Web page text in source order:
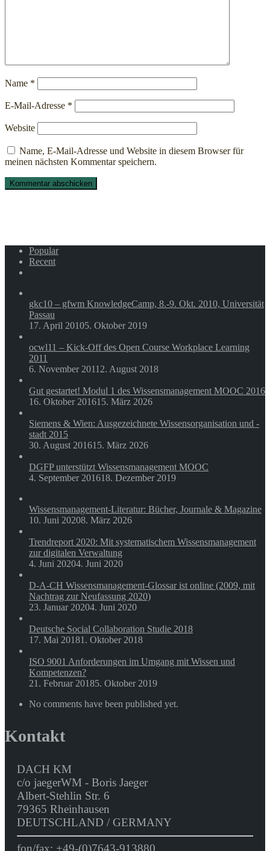
Name *
E-Mail-Adresse *
Website
Name, E-Mail-Adresse und Website in diesem Browser für
meinen nächsten Kommentar speichern.
Popular
Recent
gkc10 – gfwm KnowledgeCamp, 8.-9. Okt. 2010, Universität
Passau
17. April 20105. Oktober 2019
ocwl11 – Kick-Off des Open Course Workplace Learning
2011
6. November 2011 2. August 2018
Gut gestartet! Modul 1 des Wissensmanagement MOOC 2016
16. Oktober 201615. März 2026
Siemens & Wien: Ausgezeichnete Wissensorganisation und -
stadt 2015
30. August 201615. März 2026
DGFP unterstützt Wissensmanagement MOOC
4. September 201618. Dezember 2019
Wissensmanagement-Literatur: Bücher, Journale & Magazine
10. Juni 20208. März 2026
Trendreport 2020: Mit systematischem Wissensmanagement
zur digitalen Verwaltung
4. Juni 20204. Juni 2020
D-A-CH Wissensmanagement-Glossar ist online (2009, mit
Nachtrag zur Neufassung 2020)
23. Januar 20204. Juni 2020
Deutsche Social Collaboration Studie 2018
17. Mai 20181. Oktober 2018
ISO 9001 Anforderungen im Umgang mit Wissen und
Kompetenzen?
21. Februar 20185. Oktober 2019
No comments have been published yet.
Kontakt
DACH KM
c/o jaegerWM - Boris Jaeger
Albert-Stehlin Str. 6
79365 Rheinhausen
DEUTSCHLAND / GERMANY
fon/fax: +49-(0)7643-913880